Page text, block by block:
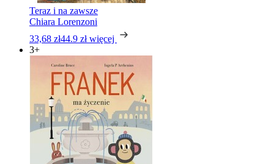
Teraz i na zawsze
Chiara Lorenzoni
33,68 zł44.9 zł więcej
3+